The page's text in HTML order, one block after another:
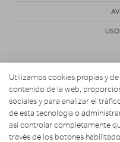
Copyright
Utilizamos cookies propias y
contenido de la web,
sociales y para analizar el
de esta tecnología o
así controlar completamente
través de los botones